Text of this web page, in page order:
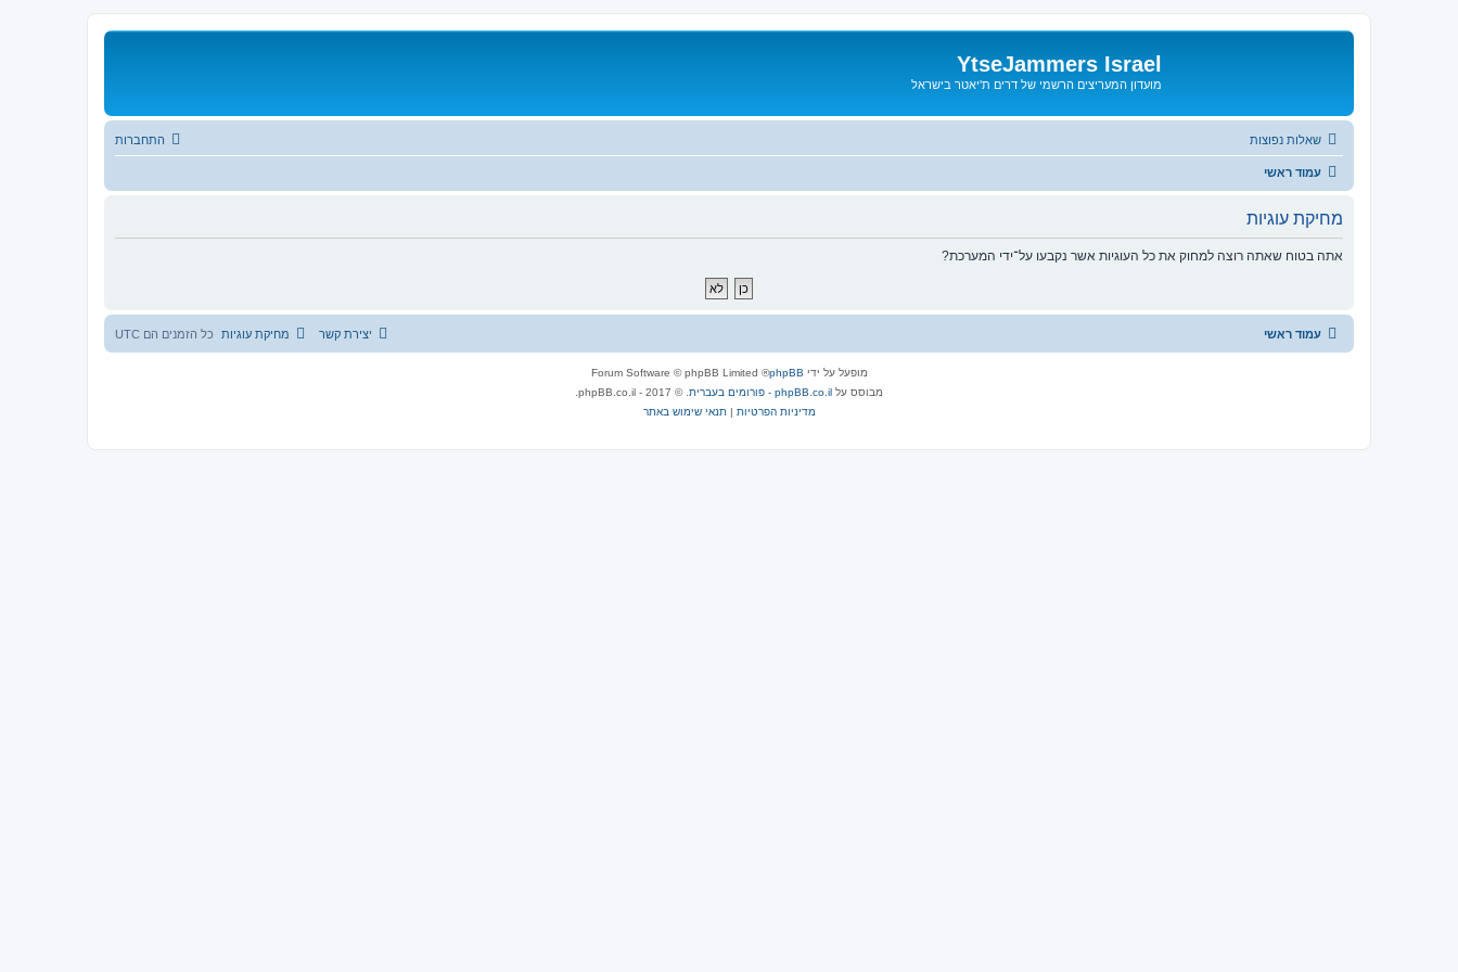
YtseJammers Israel
מועדון המעריצים הרשמי של דרים ת'יאטר בישראל
שאלות נפוצות התחברות
עמוד ראשי
מחיקת עוגיות
אתה בטוח שאתה רוצה למחוק את כל העוגיות אשר נקבעו על־ידי המערכת?
עמוד ראשי כל הזמנים הם UTC מחיקת עוגיות יצירת קשר
מופעל על ידי phpBB
® Forum Software © phpBB Limited
מבוסס על phpBB.co.il - פורומים בעברית
. © 2017 - phpBB.co.il.
מדיניות הפרטיות |תנאי שימוש באתר